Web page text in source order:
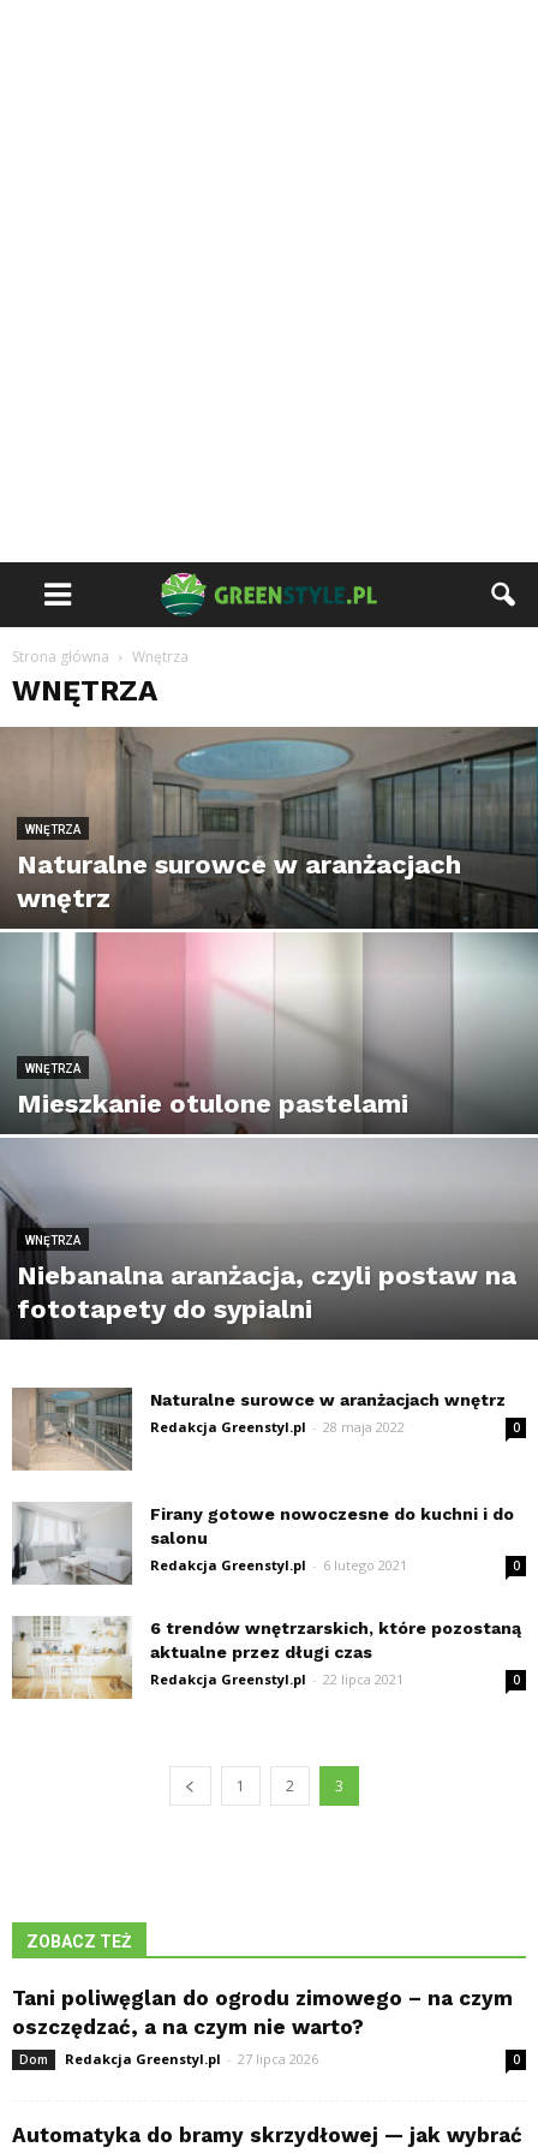
Strona główna Wnętrza
WNĘTRZA
WNĘTRZA
Naturalne surowce w aranżacjach
wnętrz
WNĘTRZA
Mieszkanie otulone pastelami
WNĘTRZA
Niebanalna aranżacja, czyli postaw na
fototapety do sypialni
Naturalne surowce w aranżacjach wnętrz
Redakcja Greenstyl.pl - 28 maja 2022 0
Firany gotowe nowoczesne do kuchni i do
salonu
Redakcja Greenstyl.pl - 6 lutego 2021 0
6 trendów wnętrzarskich, które pozostaną
aktualne przez długi czas
Redakcja Greenstyl.pl - 22 lipca 2021 0
1 2 3
ZOBACZ TEŻ
Tani poliwęglan do ogrodu zimowego – na czym
oszczędzać, a na czym nie warto?
Dom Redakcja Greenstyl.pl - 27 lipca 2026 0
Automatyka do bramy skrzydłowej — jak wybrać